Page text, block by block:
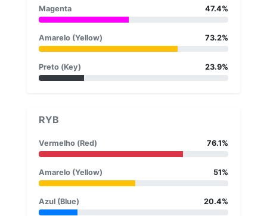
Magenta 47.4%
Amarelo (Yellow) 73.2%
Preto (Key) 23.9%
RYB
Vermelho (Red) 76.1%
Amarelo (Yellow) 51%
Azul (Blue) 20.4%